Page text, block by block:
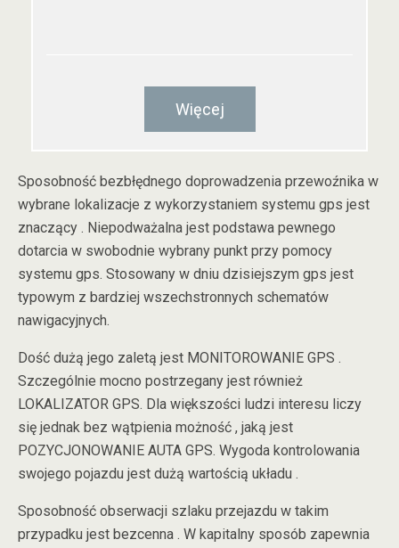
Więcej
Sposobność bezbłędnego doprowadzenia przewoźnika w
wybrane lokalizacje z wykorzystaniem systemu gps jest
znaczący . Niepodważalna jest podstawa pewnego
dotarcia w swobodnie wybrany punkt przy pomocy
systemu gps. Stosowany w dniu dzisiejszym gps jest
typowym z bardziej wszechstronnych schematów
nawigacyjnych.
Dość dużą jego zaletą jest MONITOROWANIE GPS .
Szczególnie mocno postrzegany jest również
LOKALIZATOR GPS. Dla większości ludzi interesu liczy
się jednak bez wątpienia możność , jaką jest
POZYCJONOWANIE AUTA GPS. Wygoda kontrolowania
swojego pojazdu jest dużą wartością układu .
Sposobność obserwacji szlaku przejazdu w takim
przypadku jest bezcenna . W kapitalny sposób zapewnia